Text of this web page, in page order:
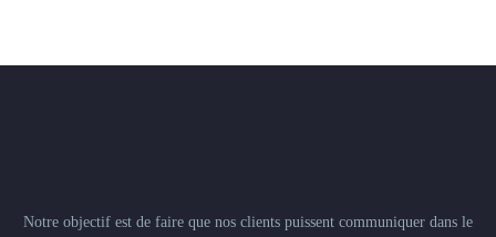
Notre objectif est de faire que nos clients puissent communiquer dans le